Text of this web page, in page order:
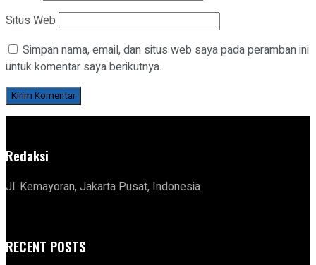
Situs Web
Simpan nama, email, dan situs web saya pada peramban ini
untuk komentar saya berikutnya.
Redaksi
Jl. Kemayoran, Jakarta Pusat, Indonesia
RECENT POSTS